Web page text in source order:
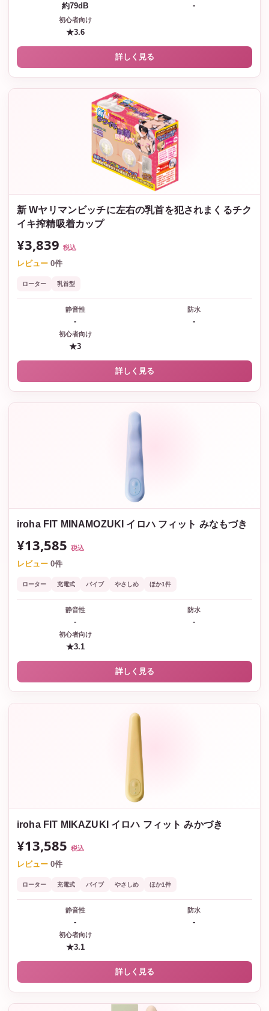
約79dB -
初心者向け
★3.6
詳しく見る
新 Wヤリマンビッチに左右の乳首を犯されまくるチク
イキ搾精吸着カップ
¥3,839 税込
レビュー 0件
ローター 乳首型
静音性
-
防水
-
初心者向け
★3
詳しく見る
iroha FIT MINAMOZUKI イロハ フィット みなもづき
¥13,585 税込
レビュー 0件
ローター 充電式 バイブ やさしめ ほか1件
静音性
-
防水
-
初心者向け
★3.1
詳しく見る
iroha FIT MIKAZUKI イロハ フィット みかづき
¥13,585 税込
レビュー 0件
ローター 充電式 バイブ やさしめ ほか1件
静音性
-
防水
-
初心者向け
★3.1
詳しく見る